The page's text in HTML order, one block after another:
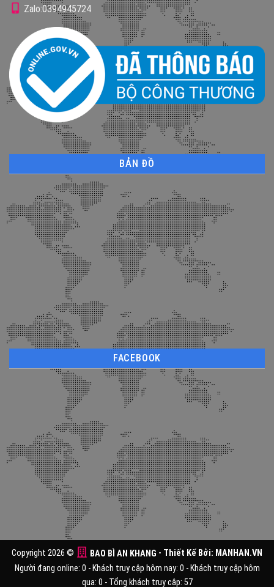
Zalo:0394945724
BẢN ĐỒ
FACEBOOK
Copyright 2026 © BAO BÌ AN KHANG - Thiết Kế Bởi: MANHAN.VN
Người đang online: 0 - Khách truy cập hôm nay: 0 - Khách truy cập hôm
qua: 0 - Tổng khách truy cập: 57